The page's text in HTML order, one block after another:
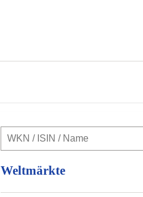
Weltmärkte